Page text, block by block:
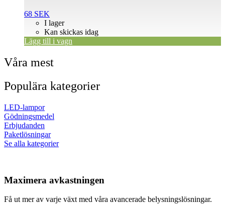
68 SEK
I lager
Kan skickas idag
Lägg till i vagn
Våra mest
Populära kategorier
LED-lampor
Gödningsmedel
Erbjudanden
Paketlösningar
Se alla kategorier
Maximera avkastningen
Få ut mer av varje växt med våra avancerade belysningslösningar.